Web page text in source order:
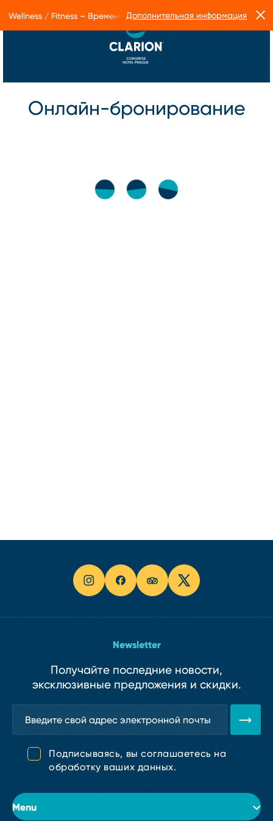
Онлайн-бронирование
Menu
Newsletter
Получайте последние новости,
эксклюзивные предложения и скидки.
Подписываясь, вы соглашаетесь на
обработку ваших данных.
Wellness / Fitness – Временные ограничения в работе Form
Дополнительная информация